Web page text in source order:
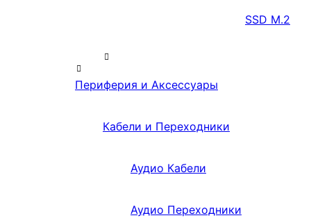
SSD M.2
Периферия и Аксессуары
Кабели и Переходники
Аудио Кабели
Аудио Переходники